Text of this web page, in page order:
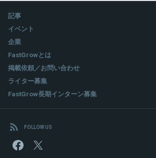
記事
イベント
企業
FastGrowとは
掲載依頼／お問い合わせ
ライター募集
FastGrow長期インターン募集
FOLLOW US